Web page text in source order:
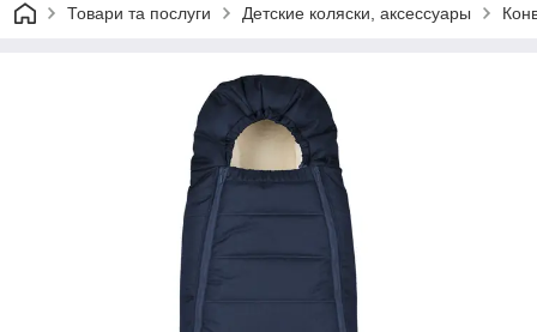
Товари та послуги Детские коляски, аксессуары